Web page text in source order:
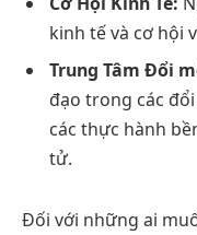
kinh tế và cơ hội
Trung Tâm Đổi
đạo trong các
các thực hành
tử.
Đối với những ai